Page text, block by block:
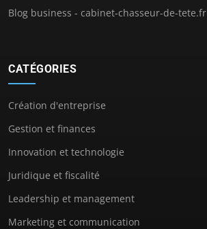
Blog business - cabinet-chasseur-de-tete.fr
CATÉGORIES
Création d'entreprise
Gestion et finances
Innovation et technologie
Juridique et fiscalité
Leadership et management
Marketing et communication